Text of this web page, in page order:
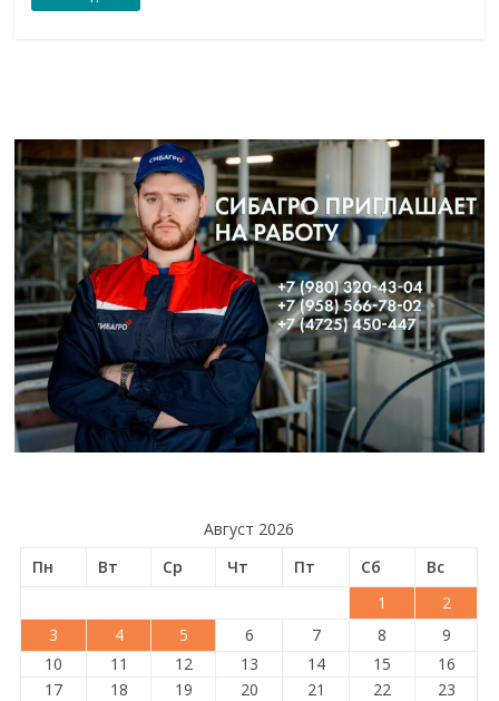
Август 2026
Пн
Вт Ср Чт Пт Сб
Вс
1
2
3
4 5 6 7 8
9
10
11 12 13 14 15
16
17
18 19 20 21 22
23